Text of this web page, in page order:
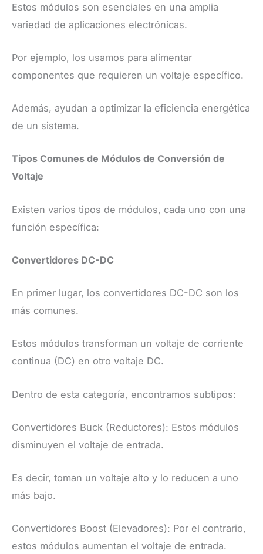
Estos módulos son esenciales en una amplia
variedad de aplicaciones electrónicas.
Por ejemplo, los usamos para alimentar
componentes que requieren un voltaje específico.
Además, ayudan a optimizar la eficiencia energética
de un sistema.
Tipos Comunes de Módulos de Conversión de
Voltaje
Existen varios tipos de módulos, cada uno con una
función específica:
Convertidores DC-DC
En primer lugar, los convertidores DC-DC son los
más comunes.
Estos módulos transforman un voltaje de corriente
continua (DC) en otro voltaje DC.
Dentro de esta categoría, encontramos subtipos:
Convertidores Buck (Reductores): Estos módulos
disminuyen el voltaje de entrada.
Es decir, toman un voltaje alto y lo reducen a uno
más bajo.
Convertidores Boost (Elevadores): Por el contrario,
estos módulos aumentan el voltaje de entrada.